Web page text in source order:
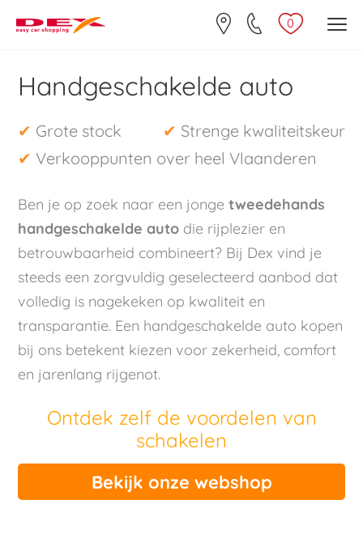
0
Handgeschakelde auto
✔ Grote stock ✔ Strenge kwaliteitskeur
✔ Verkooppunten over heel Vlaanderen
Ben je op zoek naar een jongetweedehands
handgeschakelde auto die rijplezier en
betrouwbaarheid combineert? Bij Dex vind je
steeds een zorgvuldig geselecteerd aanbod dat
volledig is nagekeken op kwaliteit en
transparantie. Een handgeschakelde auto kopen
bij ons betekent kiezen voor zekerheid, comfort
en jarenlang rijgenot.
Ontdek zelf de voordelen van
schakelen
Bekijk onze webshop